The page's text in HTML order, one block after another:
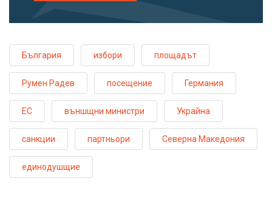
България избори площадът
Румен Радев посещение Германия
ЕС външщни министри Украйна
санкции партньори Северна Македония
единодушщие